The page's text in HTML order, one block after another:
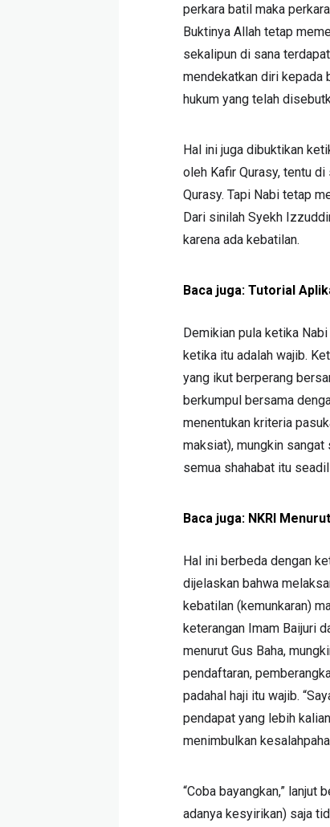
perkara batil maka
Buktinya Allah tetap
sekalipun di sana
mendekatkan diri kepada
hukum yang telah
Hal ini juga dibuktikan
oleh Kafir Qurasy, tentu
Qurasy. Tapi Nabi tetap
Dari sinilah Syekh
karena ada kebatilan.
Baca juga: Tutorial
Demikian pula ketika
ketika itu adalah wajib.
yang ikut berperang
berkumpul bersama
menentukan kriteria
maksiat), mungkin
semua shahabat itu
Baca juga: NKRI
Hal ini berbeda dengan
dijelaskan bahwa
kebatilan (kemunkaran)
keterangan Imam Baijuri
menurut Gus Baha,
pendaftaran,
padahal haji itu wajib.
pendapat yang lebih
menimbulkan
“Coba bayangkan,”
adanya kesyirikan) saja